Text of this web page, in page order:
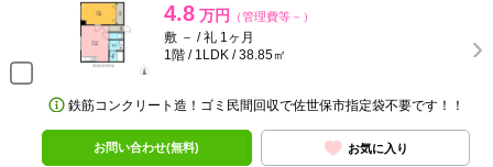
4.8 万円 （管理費等－）
敷 － / 礼 1ヶ月
1階 / 1LDK / 38.85㎡
鉄筋コンクリート造！ゴミ民間回収で佐世保市指定袋不要です！！
お問い合わせ(無料) お気に入り